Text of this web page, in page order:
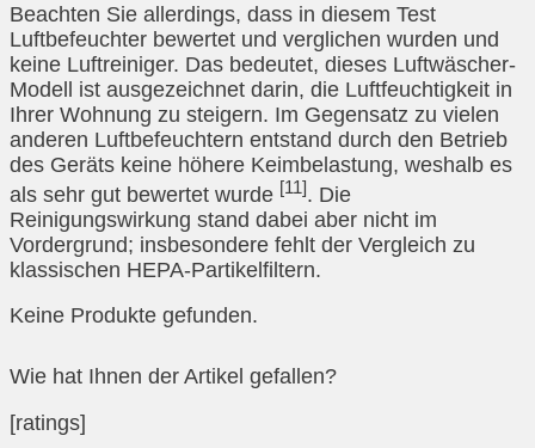
Beachten Sie allerdings, dass in diesem Test
Luftbefeuchter bewertet und verglichen wurden und
keine Luftreiniger. Das bedeutet, dieses Luftwäscher-
Modell ist ausgezeichnet darin, die Luftfeuchtigkeit in
Ihrer Wohnung zu steigern. Im Gegensatz zu vielen
anderen Luftbefeuchtern entstand durch den Betrieb
des Geräts keine höhere Keimbelastung, weshalb es
als sehr gut bewertet wurde [11]. Die
Reinigungswirkung stand dabei aber nicht im
Vordergrund; insbesondere fehlt der Vergleich zu
klassischen HEPA-Partikelfiltern.
Keine Produkte gefunden.
Wie hat Ihnen der Artikel gefallen?
[ratings]